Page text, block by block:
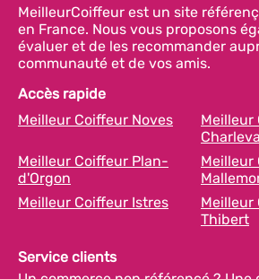
MeilleurCoiffeur est un site
en France. Nous vous proposons
évaluer et de les recommander
communauté et de vos amis.
Accès rapide
Meilleur Coiffeur Noves
Meilleur
Meilleur Coiffeur Plan-
d'Orgon
Meilleur
Meilleur Coiffeur Istres
Meilleur
Thibert
Service clients